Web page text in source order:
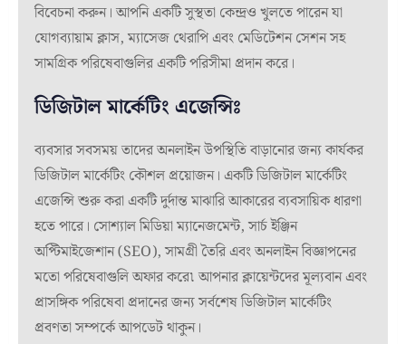
বিবেচনা করুন। আপনি একটি সুস্থতা কেন্দ্রও খুলতে পারেন যা
যোগব্যায়াম ক্লাস, ম্যাসেজ থেরাপি এবং মেডিটেশন সেশন সহ
সামগ্রিক পরিষেবাগুলির একটি পরিসীমা প্রদান করে।
ডিজিটাল মার্কেটিং এজেন্সিঃ
ব্যবসার সবসময় তাদের অনলাইন উপস্থিতি বাড়ানোর জন্য কার্যকর
ডিজিটাল মার্কেটিং কৌশল প্রয়োজন। একটি ডিজিটাল মার্কেটিং
এজেন্সি শুরু করা একটি দুর্দান্ত মাঝারি আকারের ব্যবসায়িক ধারণা
হতে পারে। সোশ্যাল মিডিয়া ম্যানেজমেন্ট, সার্চ ইঞ্জিন
অপ্টিমাইজেশান (SEO), সামগ্রী তৈরি এবং অনলাইন বিজ্ঞাপনের
মতো পরিষেবাগুলি অফার করে৷ আপনার ক্লায়েন্টদের মূল্যবান এবং
প্রাসঙ্গিক পরিষেবা প্রদানের জন্য সর্বশেষ ডিজিটাল মার্কেটিং
প্রবণতা সম্পর্কে আপডেট থাকুন।